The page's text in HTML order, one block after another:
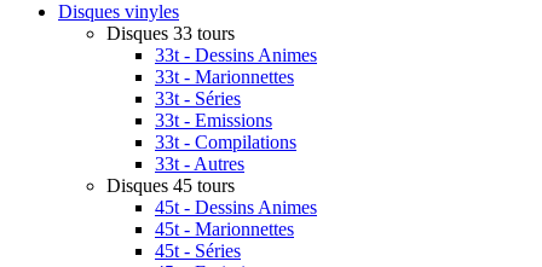
Disques vinyles
Disques 33 tours
33t - Dessins Animes
33t - Marionnettes
33t - Séries
33t - Emissions
33t - Compilations
33t - Autres
Disques 45 tours
45t - Dessins Animes
45t - Marionnettes
45t - Séries